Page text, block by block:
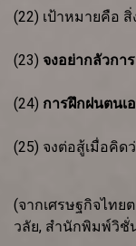
(22) เป้าหมายคือ
(23) จงอย่ากลัวกา
(24) การฝึกฝนตน
(25) จงต่อสู้เมื่อคิด
(จากเศรษฐกิจไท
วลัย, สำนักพิมพ์วิชั่